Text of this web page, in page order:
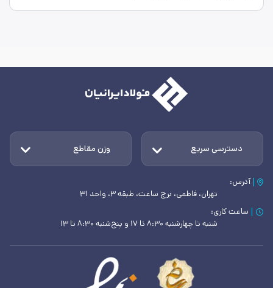
دسترسی سریع وزن مقاطع
آدرس:
تهران، فاطمی، برج ساعت، طبقه ۳، واحد ۳۱
ساعت کاری:
شنبه تا چهارشنبه ۸:۳۰ تا ۱۷ و پنج‌شنبه ۸:۳۰ تا ۱۳